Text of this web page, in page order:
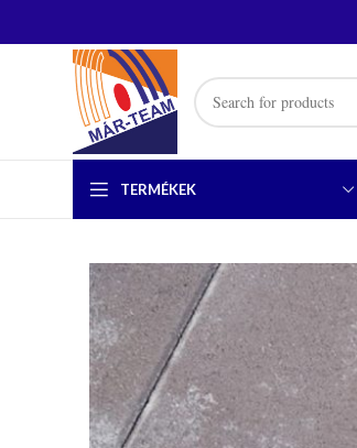
TERMÉKEK